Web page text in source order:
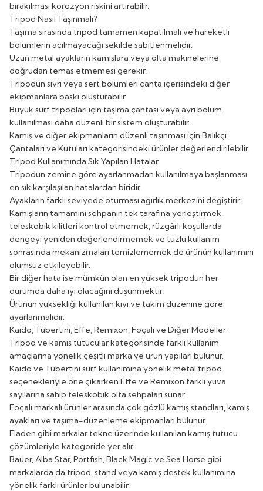
bırakılması korozyon riskini artırabilir.
Tripod Nasıl Taşınmalı?
Taşıma sırasında tripod tamamen kapatılmalı ve hareketli
bölümlerin açılmayacağı şekilde sabitlenmelidir.
Uzun metal ayakların kamışlara veya olta makinelerine
doğrudan temas etmemesi gerekir.
Tripodun sivri veya sert bölümleri çanta içerisindeki diğer
ekipmanlara baskı oluşturabilir.
Büyük surf tripodları için taşıma çantası veya ayrı bölüm
kullanılması daha düzenli bir sistem oluşturabilir.
Kamış ve diğer ekipmanların düzenli taşınması için Balıkçı
Çantaları ve Kutuları kategorisindeki ürünler değerlendirilebilir.
Tripod Kullanımında Sık Yapılan Hatalar
Tripodun zemine göre ayarlanmadan kullanılmaya başlanması
en sık karşılaşılan hatalardan biridir.
Ayakların farklı seviyede oturması ağırlık merkezini değiştirir.
Kamışların tamamını sehpanın tek tarafına yerleştirmek,
teleskobik kilitleri kontrol etmemek, rüzgârlı koşullarda
dengeyi yeniden değerlendirmemek ve tuzlu kullanım
sonrasında mekanizmaları temizlememek de ürünün kullanımını
olumsuz etkileyebilir.
Bir diğer hata ise mümkün olan en yüksek tripodun her
durumda daha iyi olacağını düşünmektir.
Ürünün yüksekliği kullanılan kıyı ve takım düzenine göre
ayarlanmalıdır.
Kaido, Tubertini, Effe, Remixon, Foçalı ve Diğer Modeller
Tripod ve kamış tutucular kategorisinde farklı kullanım
amaçlarına yönelik çeşitli marka ve ürün yapıları bulunur.
Kaido ve Tubertini surf kullanımına yönelik metal tripod
seçenekleriyle öne çıkarken Effe ve Remixon farklı yuva
sayılarına sahip teleskobik olta sehpaları sunar.
Foçalı markalı ürünler arasında çok gözlü kamış standları, kamış
ayakları ve taşıma-düzenleme ekipmanları bulunur.
Fladen gibi markalar tekne üzerinde kullanılan kamış tutucu
çözümleriyle kategoride yer alır.
Bauer, Alba Star, Portfish, Black Magic ve Sea Horse gibi
markalarda da tripod, stand veya kamış destek kullanımına
yönelik farklı ürünler bulunabilir.